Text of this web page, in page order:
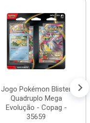
Jogo Pokémon Blister
Quadruplo Mega
Evolução - Copag -
35659